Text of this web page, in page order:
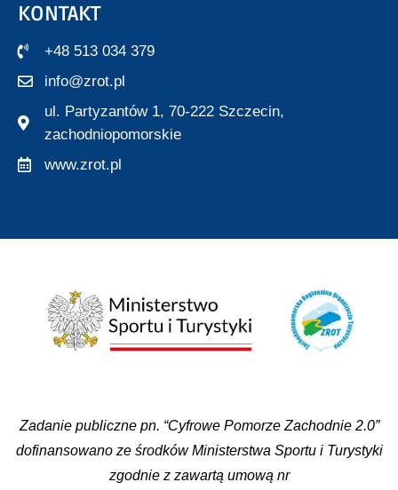
KONTAKT
+48 513 034 379
info@zrot.pl
ul. Partyzantów 1, 70-222 Szczecin,
zachodniopomorskie
www.zrot.pl
Zadanie publiczne pn. “Cyfrowe Pomorze Zachodnie 2.0”
dofinansowano ze środków Ministerstwa Sportu i Turystyki
zgodnie z zawartą umową nr